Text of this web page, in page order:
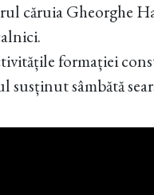
căruia Gheorghe
formației
susținut sâmbătă